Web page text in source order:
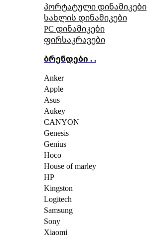
პორტატული დინამიკები
სახლის დინამიკები
PC დინამიკები
ფირსაკრავები
ბრენდები . .
Anker
Apple
Asus
Aukey
CANYON
Genesis
Genius
Hoco
House of marley
HP
Kingston
Logitech
Samsung
Sony
Xiaomi